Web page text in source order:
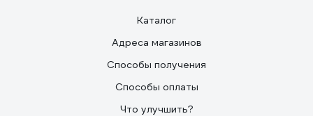
Каталог
Адреса магазинов
Способы получения
Способы оплаты
Что улучшить?